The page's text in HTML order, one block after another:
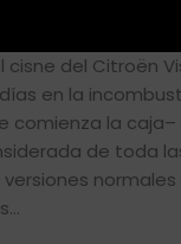
del Citroën
en la
comienza la
de toda
normales